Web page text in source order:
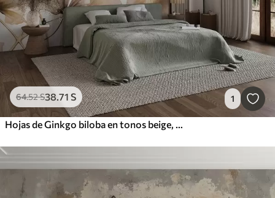
64.52S38.71 S 1
Hojas de Ginkgo biloba en tonos beige, amarillo y marrón, delicado efecto de acuarela texturizada, fondo claro